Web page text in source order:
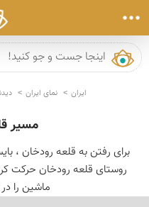
ایران نمای ایران
مسیر
برای رفتن به قلعه رودخان ،
روستای قلعه رودخان حركت
ماشین را